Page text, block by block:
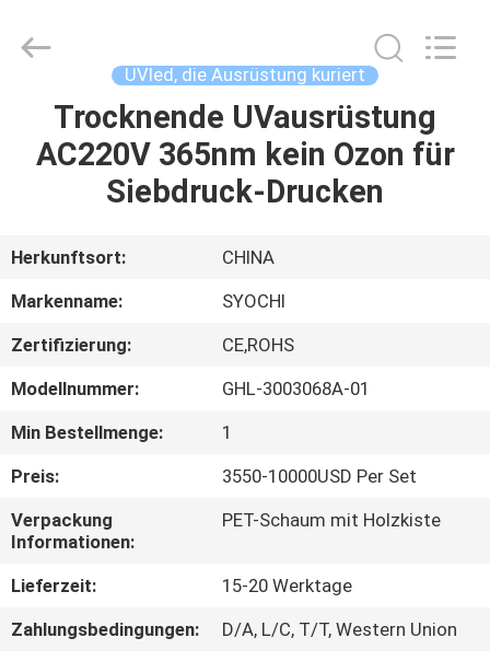
HAUS
PRODUKTE
ÜBER
UNS
FABRIK-
AUSFLUG
QUALITÄTSKONTROLLE
TRETEN
SIE
MIT
Electronics
UVled, die Ausrüstung kuriert
Trocknende UVausrüstung
AC220V 365nm kein Ozon für
Siebdruck-Drucken
Herkunftsort:
CHINA
Markenname:
SYOCHI
Zertifizierung:
CE,ROHS
Modellnummer:
GHL-3003068A-01
Min Bestellmenge:
1
Preis:
3550-10000USD Per Set
Verpackung
Informationen:
PET-Schaum mit Holzkiste
Lieferzeit:
15-20 Werktage
Zahlungsbedingungen:
D/A, L/C, T/T, Western Union